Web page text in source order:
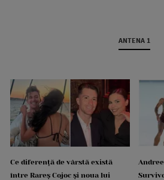
ANTENA 1
Ce diferență de vârstă există
între Rareș Cojoc și noua lui